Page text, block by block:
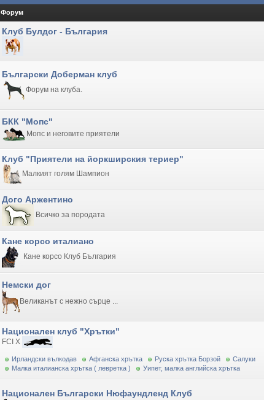
Форум
Клуб Булдог - България
Български Доберман клуб
Форум на клуба.
БКК "Мопс"
Мопс и неговите приятели
Клуб "Приятели на йоркширския териер"
Малкият голям Шампион
Дого Аржентино
Всичко за породата
Кане корсо италиано
Кане корсо Клуб България
Немски дог
Великанът с нежно сърце ...
Национален клуб "Хрътки"
FCI X
Ирландски вълкодав Афганска хрътка Руска хрътка Борзой
Салуки
Малка италианска хрътка ( левретка )
Уипет, малка английска хрътка
Национален Български Нюфаундленд Клуб